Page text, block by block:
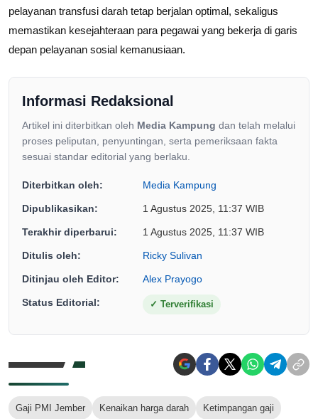
pelayanan transfusi darah tetap berjalan optimal, sekaligus
memastikan kesejahteraan para pegawai yang bekerja di garis
depan pelayanan sosial kemanusiaan.
Informasi Redaksional
Artikel ini diterbitkan oleh Media Kampung dan telah melalui
proses peliputan, penyuntingan, serta pemeriksaan fakta
sesuai standar editorial yang berlaku.
Diterbitkan oleh: Media Kampung
Dipublikasikan: 1 Agustus 2025, 11:37 WIB
Terakhir diperbarui: 1 Agustus 2025, 11:37 WIB
Ditulis oleh: Ricky Sulivan
Ditinjau oleh Editor: Alex Prayogo
Status Editorial: ✓ Terverifikasi
Gaji PMI Jember Kenaikan harga darah Ketimpangan gaji